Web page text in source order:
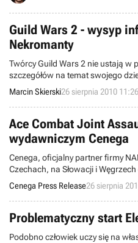
Guild Wars 2 - wysyp
Nekromanty
Twórcy Guild Wars 2 nie ustają w
szczegółów na temat swojego
stronie ujawniono kolejną klasę
grze MMO. Najnowsza
Necromancer), a wraz z
zaprezentowano też kilka nowych
Marcin Skierski26 sierpnia 2010 11:26
Ace Combat Joint
wydawniczym Cenega
Cenega, oficjalny partner firmy
Czechach, na Słowacji i
JOINT ASSAULT™ trafiła do
Cenega Press Release26 sierpnia
Problematyczny start
Podobno człowiek uczy się na